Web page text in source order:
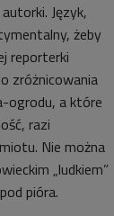
Język,
żeby
reporterki
zróżnicowania
ogrodu, a które
razi
Nie można
„ludkiem”
pióra.